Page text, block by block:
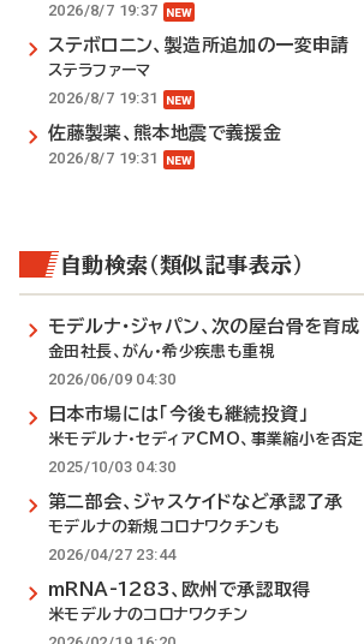
2026/8/7 19:37
ステボロニン、製造所追加の一変申請
ステラファーマ
2026/8/7 19:31
佐藤製薬、熊本地震で義援金
2026/8/7 19:31
自動検索（類似記事表示）
モデルナ・ジャパン、次の屋台骨を育成
金田社長、がん・希少疾患も重視
2026/06/09 04:30
日本市場には「今後も継続投資」
米モデルナ・セディアCMO、事業縮小を否定
2025/10/03 04:30
第二部会、ジャスケイドなど承認了承
モデルナの新規コロナワクチンも
2026/04/27 23:44
mRNA-1283、欧州で承認取得
米モデルナのコロナワクチン